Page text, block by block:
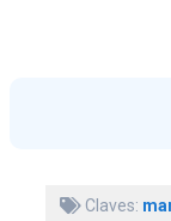
Claves: